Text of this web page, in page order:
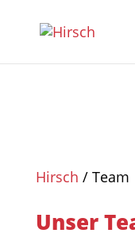
Hirsch / Team
Unser